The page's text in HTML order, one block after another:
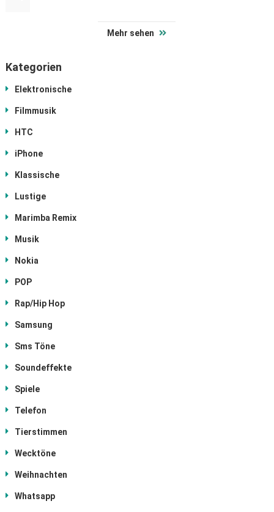
Mehr sehen
Kategorien
Elektronische
Filmmusik
HTC
iPhone
Klassische
Lustige
Marimba Remix
Musik
Nokia
POP
Rap/Hip Hop
Samsung
Sms Töne
Soundeffekte
Spiele
Telefon
Tierstimmen
Wecktöne
Weihnachten
Whatsapp